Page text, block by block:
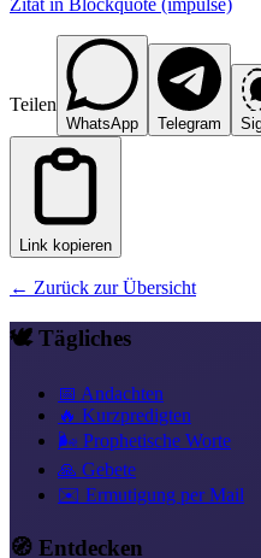
Zitat in Blockquote (impulse)
Teilen
WhatsApp Telegram
Link kopieren
← Zurück zur Übersicht
🕊️ Tägliches
📅 Andachten
🔥 Kurzpredigten
🌬️ Prophetische Worte
🙏 Gebete
✉️ Ermutigung per Mail
🧭 Entdecken